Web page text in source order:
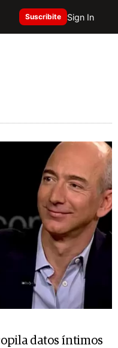
Suscribite Sign In
datos íntimos